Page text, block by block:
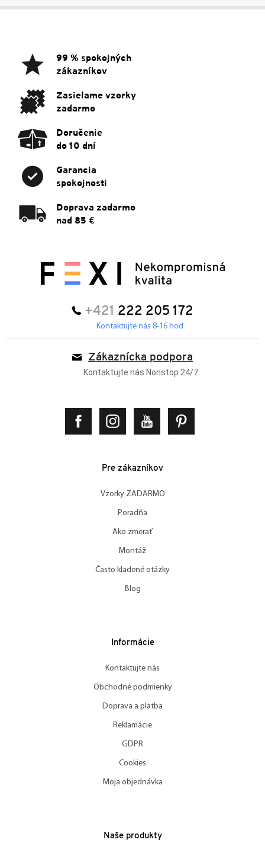
99 % spokojných
zákazníkov
Zasielame vzorky
zadarmo
Doručenie
do 10 dní
Garancia
spokojnosti
Doprava zadarmo
nad 85 €
+421 222 205 172
Kontaktujte nás 8-16 hod
Zákaznícka podpora
Kontaktujte nás Nonstop 24/7
Pre zákazníkov
Vzorky ZADARMO
Poradňa
Ako zmerať
Montáž
Často kladené otázky
Blog
Informácie
Kontaktujte nás
Obchodné podmienky
Doprava a platba
Reklamácie
GDPR
Cookies
Moja objednávka
Naše produkty